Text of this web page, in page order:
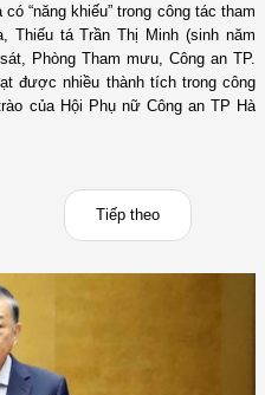
“năng khiếu” trong công tác tham
Thiếu tá Trần Thị Minh (sinh năm
Phòng Tham mưu, Công an TP.
được nhiều thành tích trong công
của Hội Phụ nữ Công an TP Hà
Tiếp theo